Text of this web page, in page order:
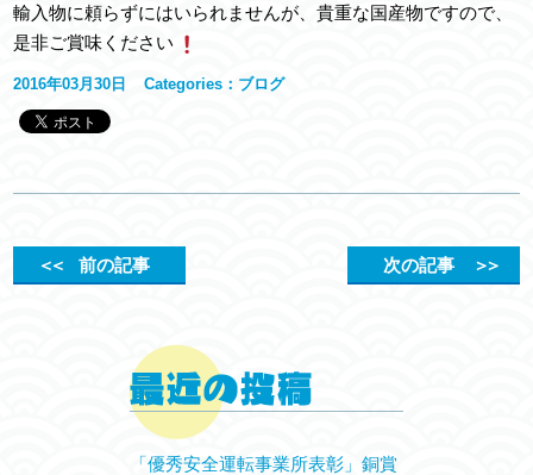
輸入物に頼らずにはいられませんが、貴重な国産物ですので、
是非ご賞味ください
2016年03月30日 Categories： ブログ
＜＜前の記事 次の記事 ＞＞
「優秀安全運転事業所表彰」銅賞